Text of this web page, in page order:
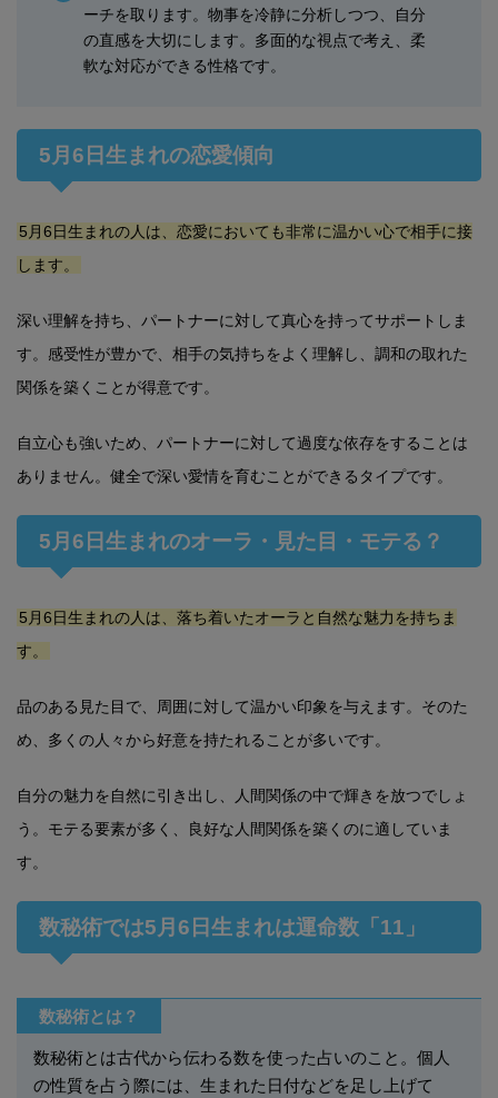
ーチを取ります。物事を冷静に分析しつつ、自分
の直感を大切にします。多面的な視点で考え、柔
軟な対応ができる性格です。
5月6日生まれの恋愛傾向
5月6日生まれの人は、恋愛においても非常に温かい心で相手に接
します。
深い理解を持ち、パートナーに対して真心を持ってサポートしま
す。感受性が豊かで、相手の気持ちをよく理解し、調和の取れた
関係を築くことが得意です。
自立心も強いため、パートナーに対して過度な依存をすることは
ありません。健全で深い愛情を育むことができるタイプです。
5月6日生まれのオーラ・見た目・モテる？
5月6日生まれの人は、落ち着いたオーラと自然な魅力を持ちま
す。
品のある見た目で、周囲に対して温かい印象を与えます。そのた
め、多くの人々から好意を持たれることが多いです。
自分の魅力を自然に引き出し、人間関係の中で輝きを放つでしょ
う。モテる要素が多く、良好な人間関係を築くのに適していま
す。
数秘術では5月6日生まれは運命数「11」
数秘術とは？
数秘術とは古代から伝わる数を使った占いのこと。個人
の性質を占う際には、生まれた日付などを足し上げて